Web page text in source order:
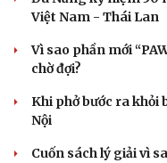
check-in
Việt Nam - Thái Lan
Vì sao phần mới
chờ đợi?
Khi phở bước ra khỏi
Nội
Cuốn sách lý giải vì